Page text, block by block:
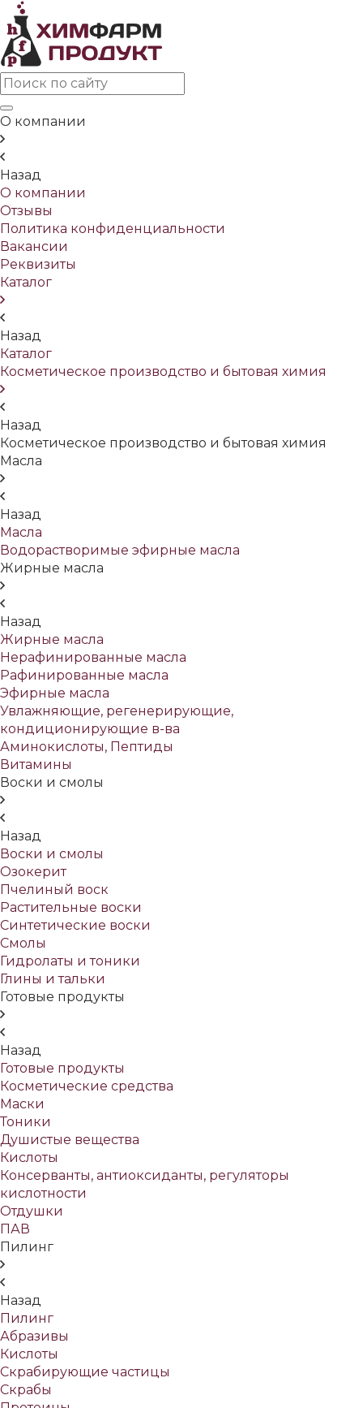
О компании
Назад
О компании
Отзывы
Политика конфиденциальности
Вакансии
Реквизиты
Каталог
Назад
Каталог
Косметическое производство и бытовая химия
Назад
Косметическое производство и бытовая химия
Масла
Назад
Масла
Водорастворимые эфирные масла
Жирные масла
Назад
Жирные масла
Нерафинированные масла
Рафинированные масла
Эфирные масла
Увлажняющие, регенерирующие,
кондиционирующие в-ва
Аминокислоты, Пептиды
Витамины
Воски и смолы
Назад
Воски и смолы
Озокерит
Пчелиный воск
Растительные воски
Синтетические воски
Смолы
Гидролаты и тоники
Глины и тальки
Готовые продукты
Назад
Готовые продукты
Косметические средства
Маски
Тоники
Душистые вещества
Кислоты
Консерванты, антиоксиданты, регуляторы
кислотности
Отдушки
ПАВ
Пилинг
Назад
Пилинг
Абразивы
Кислоты
Скрабирующие частицы
Скрабы